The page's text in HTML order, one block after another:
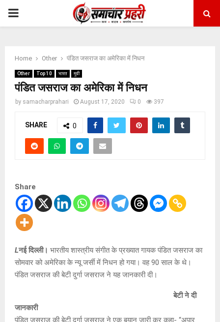
PRIMARY
Home Other पंडित जसराज का अमेरिका में निधन
Other Top 10 भारत मूवी
पंडित जसराज का अमेरिका में निधन
by samacharprahari August 17, 2020 0 397
SHARE 0
Share
Lनई दिल्ली। भारतीय शास्त्रीय संगीत के प्रख्यात गायक पंडित जसराज का
सोमवार को अमेरिका के न्यू जर्सी में निधन हो गया। वह 90 साल के थे।
पंडित जसराज की बेटी दुर्गा जसराज ने यह जानकारी दी।
बेटी ने दी
जानकारी
पंडित जसराज की बेटी दुर्गा जसराज ने एक बयान जारी कर कहा- “अपार